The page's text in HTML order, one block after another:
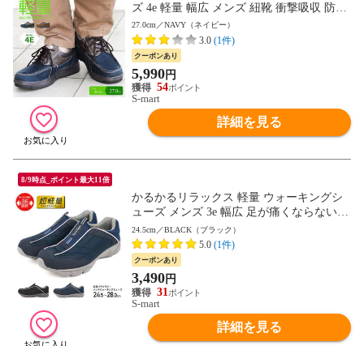
ズ 4e 軽量 幅広 メンズ 紐靴 衝撃吸収 防滑
紳士 屈曲性 歩きやすい スエード ネイビー
ブラウン ウォーキング 旅行 散歩 レースア
ップ 紳士靴 男性用 通勤用 カジュアルシュ
ーズ 父の日 敬老の日 スタークレスト 4501
送料無料
27.0cm／NAVY（ネイビー）
3.0 (1件)
クーポンあり
5,990円
54
S-mart
詳細を見る
8/9時点_ポイント最大11倍
かるかるリラックス 軽量 ウォーキングシ
ューズ メンズ 3e 幅広 足が痛くならない
靴 スリッポン メンズ スニーカー 軽い 歩
きやすい 疲れない 履きやすい かかとが踏
める 大きいサイズ スポーツ ジム コンフォ
ートシューズ 黒 mc2914 送料無料
24.5cm／BLACK（ブラック）
5.0 (1件)
クーポンあり
3,490円
31
S-mart
詳細を見る